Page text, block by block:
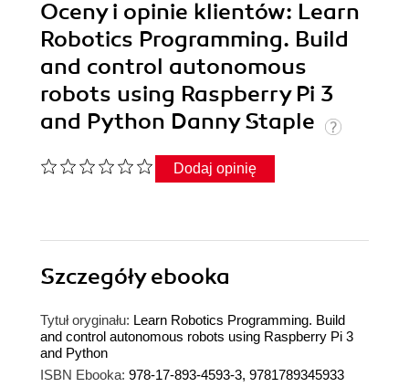
Oceny i opinie klientów: Learn
Robotics Programming. Build
and control autonomous
robots using Raspberry Pi 3
and Python Danny Staple
Dodaj opinię
Szczegółyebooka
Tytuł oryginału: Learn Robotics Programming. Build
and control autonomous robots using Raspberry Pi 3
and Python
ISBN Ebooka: 978-17-893-4593-3, 9781789345933